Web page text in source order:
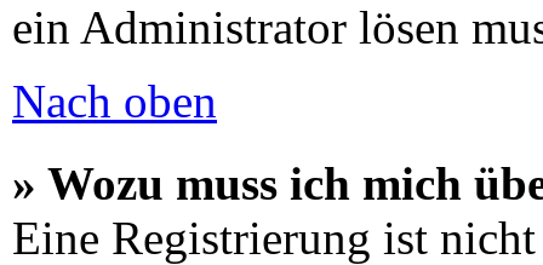
ein Administrator lösen
Nach oben
» Wozu muss ich mich
Eine Registrierung ist